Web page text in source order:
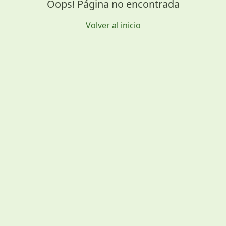
Oops! Página no encontrada
Volver al inicio